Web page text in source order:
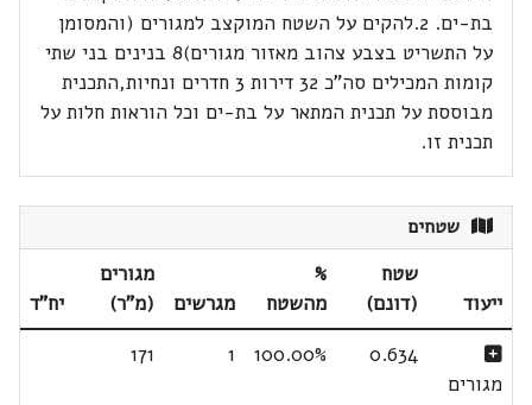
בת-ים. 2.להקים על השטח המוקצב למגורים (והמסומן
על התשריט בצבע צהוב מאזור מגורים)8 בנינים בני שתי
קומות המכילים סה"כ 32 דירות 3 חדרים ונחיות,התכנית
מבוססת על תכנית המתאר על בת-ים וכל הוראות חלות על
תכנית זו.
שטחים
ייעוד
שטח
(דונם)
%
מהשטח
מגרשים
מגורים
(מ"ר)
יח"ד
מגורים
0.634
100.00%
1
171